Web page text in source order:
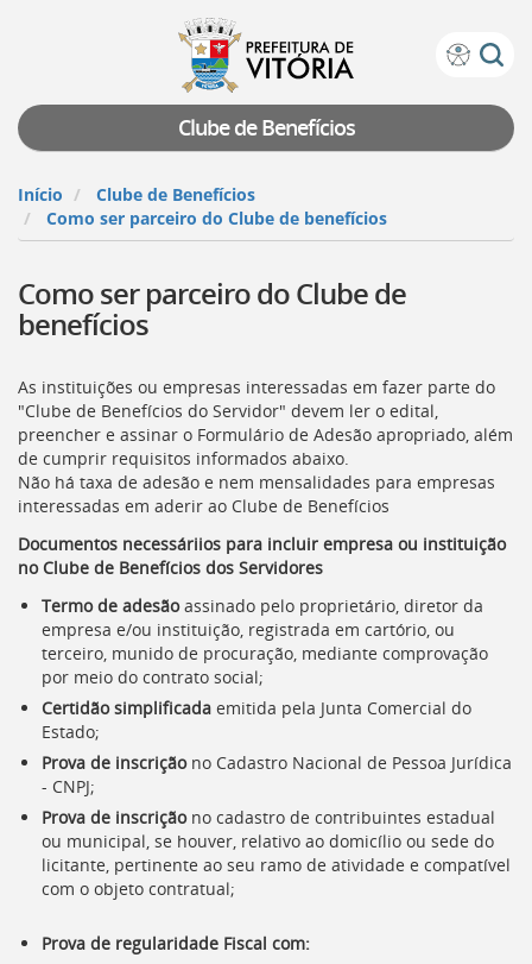
Prefeitura
Vitória
teclado:
para
a
página
instruções
de
acessibilidade
Ir
para
a
página
inicial
do
[]
Ir
para
o
Portal
de
Serviços
[]
Ir
para
a
lista
de
secretarias
[]
a
Clube de Benefícios
Início
Clube de Benefícios
Como ser parceiro do Clube de benefícios
Como ser parceiro do Clube de
benefícios
As instituições ou empresas interessadas em fazer parte do
"Clube de Benefícios do Servidor" devem ler o edital,
preencher e assinar o Formulário de Adesão apropriado, além
de cumprir requisitos informados abaixo.
Não há taxa de adesão e nem mensalidades para empresas
interessadas em aderir ao Clube de Benefícios
Documentos necessáriios para incluir empresa ou instituição
no Clube de Benefícios dos Servidores
Termo de adesãoassinado pelo proprietário, diretor da
empresa e/ou instituição, registrada em cartório, ou
terceiro, munido de procuração, mediante comprovação
por meio do contrato social;
Certidão simplificada emitida pela Junta Comercial do
Estado;
Prova de inscriçãono Cadastro Nacional de Pessoa Jurídica
- CNPJ;
Prova de inscriçãono cadastro de contribuintes estadual
ou municipal, se houver, relativo ao domicílio ou sede do
licitante, pertinente ao seu ramo de atividade e compatível
com o objeto contratual;
Prova de regularidade Fiscal com: